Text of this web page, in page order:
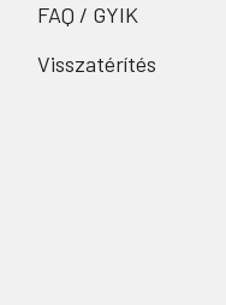
FAQ / GYIK
Visszatérítés